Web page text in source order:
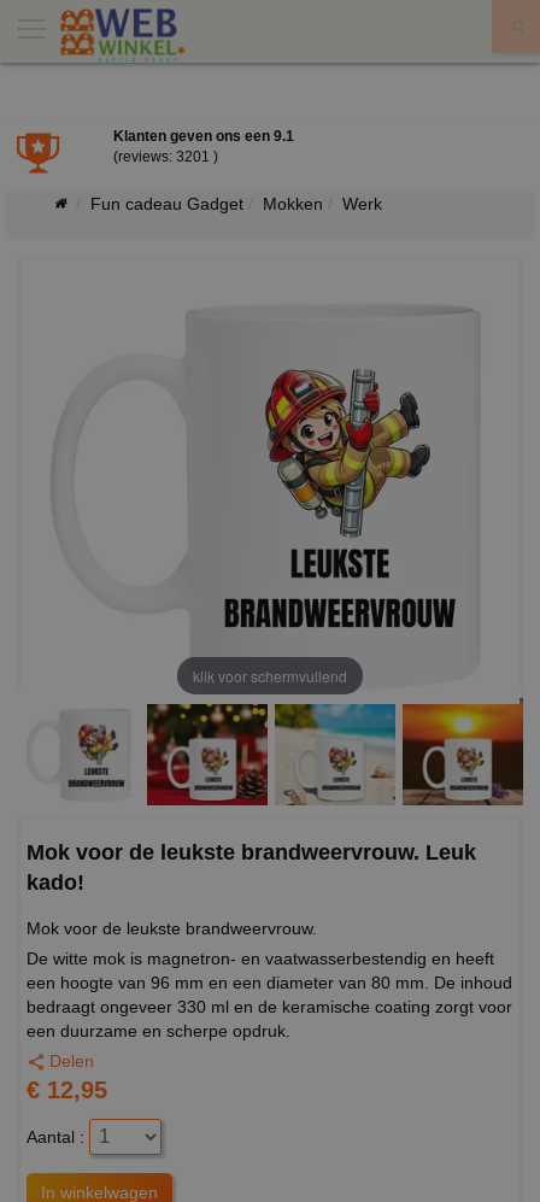
Klanten geven ons een 9.1
(reviews: 3201 )
Fun cadeau Gadget Mokken Werk
klik voor schermvullend
Mok voor de leukste brandweervrouw. Leuk
kado!
Mok voor de leukste brandweervrouw.
De witte mok is magnetron- en vaatwasserbestendig en heeft
een hoogte van 96 mm en een diameter van 80 mm. De inhoud
bedraagt ongeveer 330 ml en de keramische coating zorgt voor
een duurzame en scherpe opdruk.
Delen
€ 12,95
Aantal :